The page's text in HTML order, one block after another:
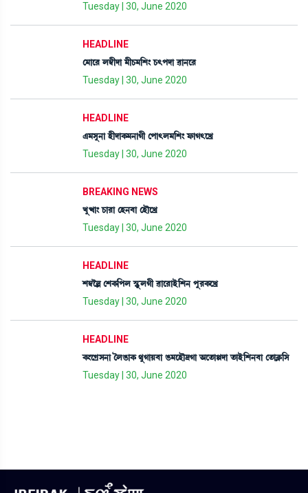
Tuesday | 30, June 2020
HEADLINE
ë³àì¹ º´¬ãƒà ³ãW¡³[Å} W¡;šƒà ¯à>ì¹
Tuesday | 30, June 2020
HEADLINE
&³Îå>à ÒãƒàA¡³>àKã ëšà;º³[Å} ó¡àK;ìJø
Tuesday | 30, June 2020
BREAKING NEWS
Jåxà} W¡à¹à ëÒ>¤à ëÒïìJø
Tuesday | 30, June 2020
HEADLINE
Å´¬îÀ ëÅA¡[šº ÑHåþºKã ¯àì¹àÒü[Å> šå¹A¡ìJø
Tuesday | 30, June 2020
HEADLINE
A¡}ìNøÎ>à íºR¡àA¡ =åKàÚ¤à R¡³ìÒï‰Kà "ìt¡àÙƒà t¡àÒü[Å>¤à ët¡àAÃ¡[Î
Tuesday | 30, June 2020